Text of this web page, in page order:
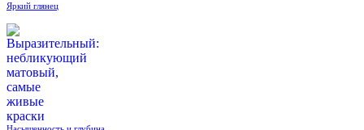
Яркий глянец